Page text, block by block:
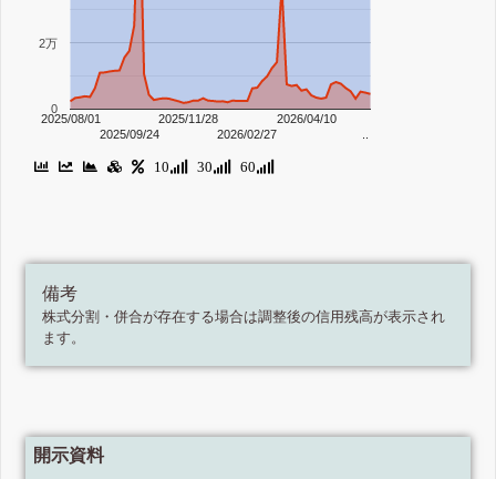
2025/08/01
2025/09/24
2025/11/28
2026/02/27
2026/04/10
0
2万
10 30 60
備考
株式分割・併合が存在する場合は調整後の信用残高が表示され
ます。
開示資料